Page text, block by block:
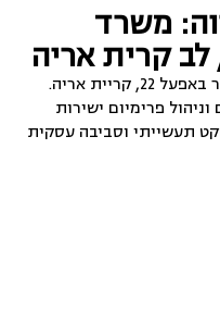
משרד
משרד ייצוגי ומוקפד בשטח 335 מ"ר באפעל 22, קריית אריה.
פרימיום ישירות
תעשייתי וסביבה עסקית